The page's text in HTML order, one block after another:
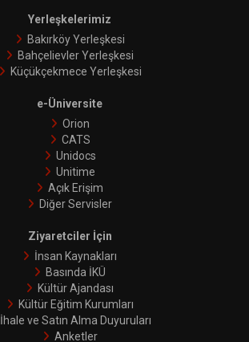
Yerleşkelerimiz
Bakırköy Yerleşkesi
Bahçelievler Yerleşkesi
Küçükçekmece Yerleşkesi
e-Üniversite
Orion
CATS
Unidocs
Unitime
Açık Erişim
Diğer Servisler
Ziyaretciler İçin
İnsan Kaynakları
Basında İKÜ
Kültür Ajandası
Kültür Eğitim Kurumları
İhale ve Satın Alma Duyuruları
Anketler